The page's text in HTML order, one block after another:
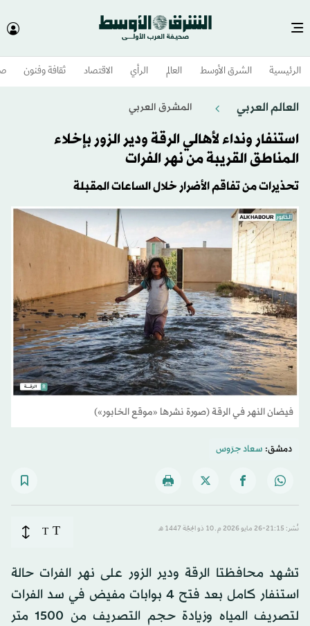
الرئيسية الشرق الأوسط​ العالم الرأي الاقتصاد ثقافة وفنون
العالم العربي المشرق العربي
استنفار ونداء لأهالي الرقة ودير الزور بإخلاء
المناطق القريبة من نهر الفرات
تحذيرات من تفاقم الأضرار خلال الساعات المقبلة
فيضان النهر في الرقة (صورة نشرها «موقع الخابور»)
دمشق: سعاد جرَوس
نُشر: 21:15-26 مايو 2026 م ـ 10 ذو الحِجّة 1447 هـ T
T
تشهد محافظتا الرقة ودير الزور على نهر الفرات حالة
استنفار كامل بعد فتح 4 بوابات مفيض في سد الفرات
لتصريف المياه وزيادة حجم التصريف من 1500 متر